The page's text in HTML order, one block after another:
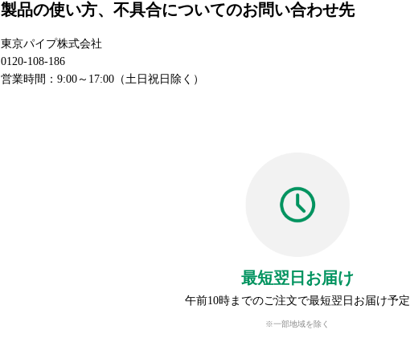
製品の使い方、不具合についてのお問い合わせ先
東京パイプ株式会社
0120-108-186
営業時間：9:00～17:00（土日祝日除く）
最短翌日お届け
午前10時までのご注文で最短翌日お届け予定
※一部地域を除く